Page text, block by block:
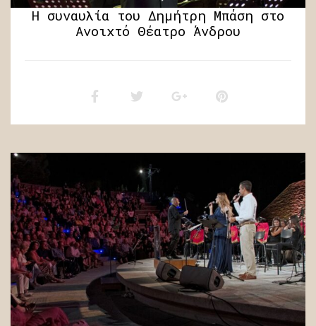
Η συναυλία του Δημήτρη Μπάση στο
Ανοιχτό Θέατρο Άνδρου